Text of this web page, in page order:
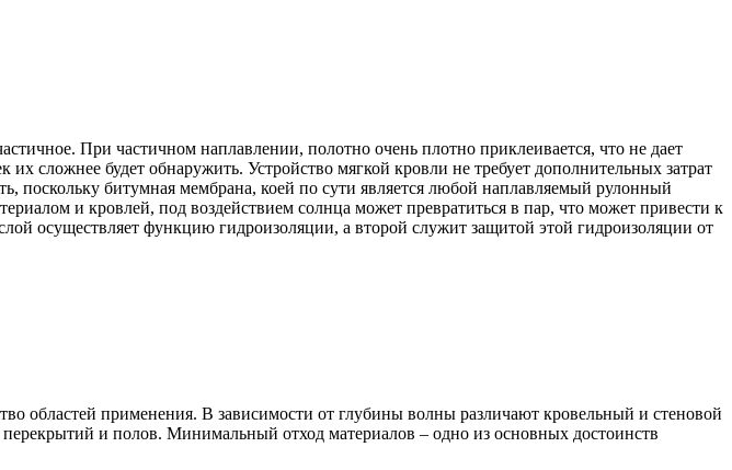
При частичном наплавлении, полотно очень плотно приклеивается, что не дает
сложнее будет обнаружить. Устройство мягкой кровли не требует дополнительных затрат
поскольку битумная мембрана, коей по сути является любой наплавляемый рулонный
и кровлей, под воздействием солнца может превратиться в пар, что может привести к
осуществляет функцию гидроизоляции, а второй служит защитой этой гидроизоляции от
областей применения. В зависимости от глубины волны различают кровельный и стеновой
и полов. Минимальный отход материалов – одно из основных достоинств